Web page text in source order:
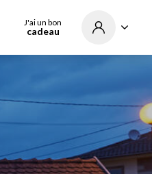
J'ai un bon
cadeau